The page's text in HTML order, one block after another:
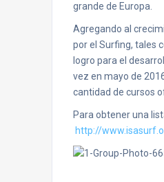
grande de Europa.
Agregando al
por el Surfing, tales
logro para el
vez en mayo de
cantidad de cursos
Para obtener una
http://